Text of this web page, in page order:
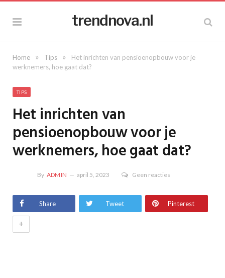
trendnova.nl
Home » Tips »
Het inrichten van pensioenopbouw voor je
werknemers, hoe gaat dat?
TIPS
Het inrichten van
pensioenopbouw voor je
werknemers, hoe gaat dat?
By ADMIN april 5, 2023 Geen reacties
Share Tweet Pinterest
+